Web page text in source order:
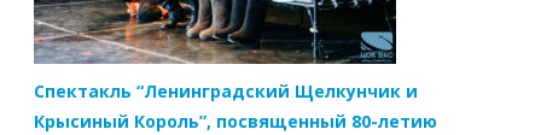
Спектакль “Ленинградский Щелкунчик и
Крысиный Король”, посвященный 80-летию